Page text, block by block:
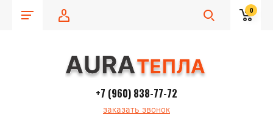
0
+7 (960) 838-77-72
заказать звонок